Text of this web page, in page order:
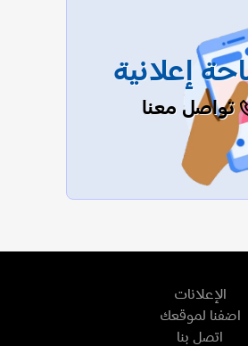
إعلانية
تواصل معنا
الإعلانات
اضفنا لموقعك
اتصل بنا